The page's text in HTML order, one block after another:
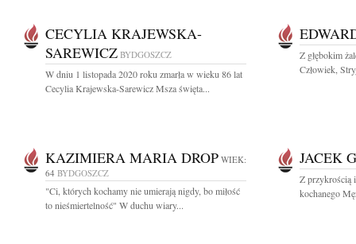
CECYLIA KRAJEWSKA-
SAREWICZ BYDGOSZCZ
W dniu 1 listopada 2020 roku zmarła w wieku 86 lat
Cecylia Krajewska-Sarewicz Msza święta...
Z głębokim
Człowiek,
KAZIMIERA MARIA DROP WIEK:
64 BYDGOSZCZ
"Ci, których kochamy nie umierają nigdy, bo miłość
to nieśmiertelność" W duchu wiary...
JACEK
Z przykrością
kochanego